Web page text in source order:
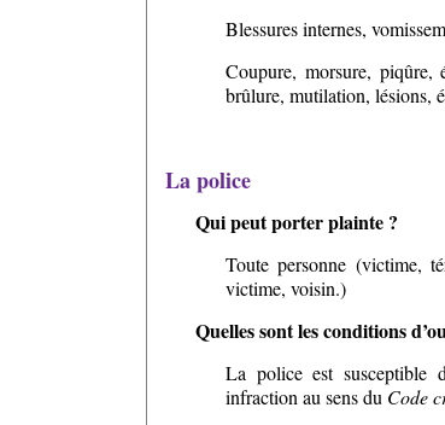
Blessures internes,
Coupure, morsure, piqûre,
brûlure, mutilation, lésions,
La police
Qui peut porter plainte ?
Toute personne (victime,
victime, voisin.)
Quelles sont les conditions
La police est susceptible
infraction au sens du Code